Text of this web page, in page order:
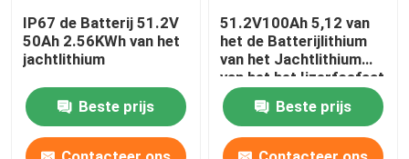
IP67 de Batterij 51.2V
50Ah 2.56KWh van het
jachtlithium
Beste prijs
51.2V100Ah 5,12 van
het de Batterijlithium
van het Jachtlithium
van het het Ijzerfosfaat
van de Batterijkwu Ce
Beste prijs